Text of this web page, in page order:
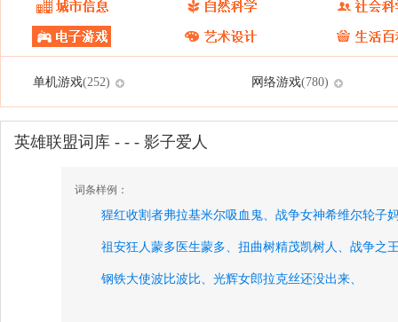
单机游戏(252) 网络游戏(780)
英雄联盟词库 - - - 影子爱人
词条样例：
猩红收割者弗拉基米尔吸血鬼、 战争女神希维尔轮子
祖安狂人蒙多医生蒙多、 扭曲树精茂凯树人、 战争之
钢铁大使波比波比、 光辉女郎拉克丝还没出来、